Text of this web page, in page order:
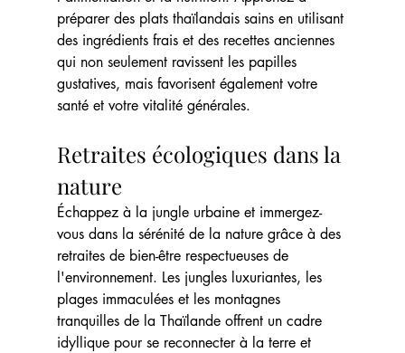
préparer des plats thaïlandais sains en utilisant
des ingrédients frais et des recettes anciennes
qui non seulement ravissent les papilles
gustatives, mais favorisent également votre
santé et votre vitalité générales.
Retraites écologiques dans la
nature
Échappez à la jungle urbaine et immergez-
vous dans la sérénité de la nature grâce à des
retraites de bien-être respectueuses de
l'environnement. Les jungles luxuriantes, les
plages immaculées et les montagnes
tranquilles de la Thaïlande offrent un cadre
idyllique pour se reconnecter à la terre et